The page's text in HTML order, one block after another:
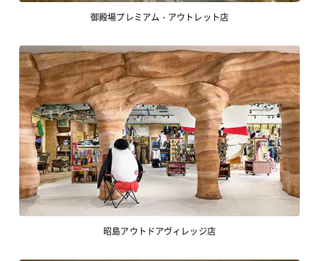
御殿場プレミアム・アウトレット店
昭島アウトドアヴィレッジ店